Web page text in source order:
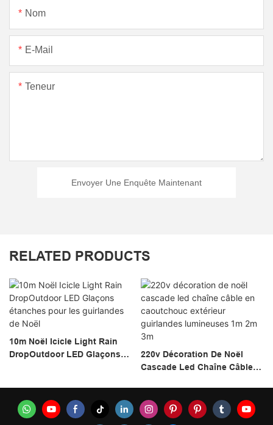
Nom
E-Mail
Teneur
Envoyer Une Enquête Maintenant
RELATED PRODUCTS
10m Noël Icicle Light Rain
DropOutdoor LED Glaçons
220v Décoration De Noël
Cascade Led Chaîne Câble
2m 3m